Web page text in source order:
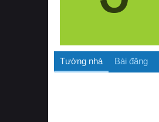
Tường nhà Bài đăng